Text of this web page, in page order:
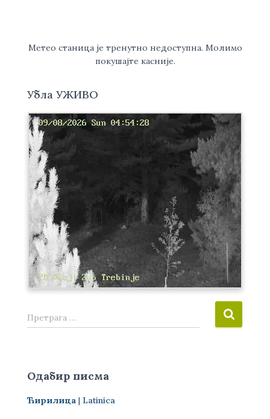
Метео станица је тренутно недоступна. Молимо
покушајте касније.
Убла УЖИВО
П
р
а
а
Претрага …
Одабир писма
Ћирилица | Latinica